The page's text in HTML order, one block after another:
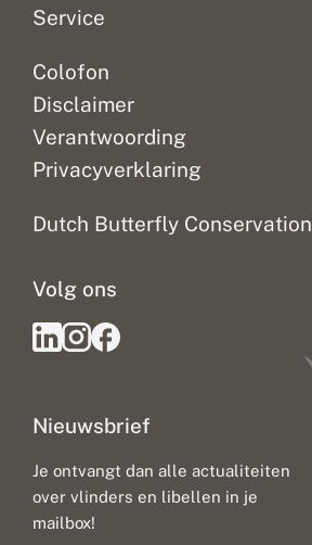
Service
Colofon
Disclaimer
Verantwoording
Privacyverklaring
Dutch Butterfly Conservation
Nieuwsbrief
Je ontvangt dan alle actualiteiten
over vlinders en libellen in je
mailbox!
Volg ons